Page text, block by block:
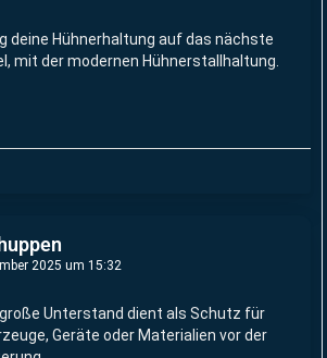
deine Hühnerhaltung auf das nächste
mit der modernen Hühnerstallhaltung.
2025 um 15:32
große Unterstand dient als Schutz für
Geräte oder Materialien vor der